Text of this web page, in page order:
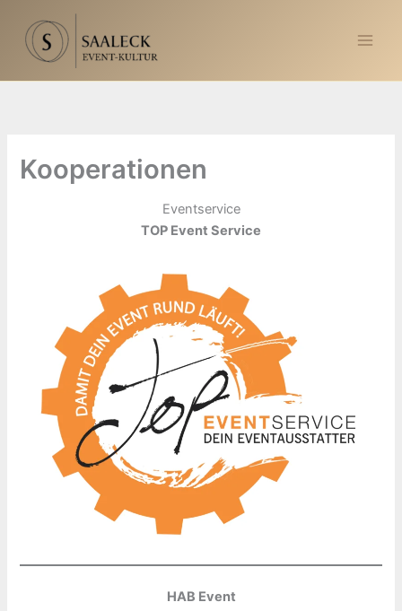
Inhalt
springen
Kooperationen
Eventservice
TOP Event Service
HAB Event